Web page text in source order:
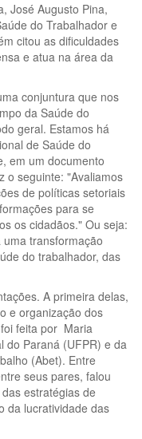
José Augusto Pina,
do Trabalhador e
citou as dificuldades
e atua na área da
conjuntura que nos
da Saúde do
geral. Estamos há
de Saúde do
em um documento
o seguinte: "Avaliamos
de políticas setoriais
para se
os cidadãos." Ou seja:
transformação
do trabalhador, das
A primeira delas,
e organização dos
feita por Maria
do Paraná (UFPR) e da
(Abet). Entre
seus pares, falou
estratégias de
da lucratividade das